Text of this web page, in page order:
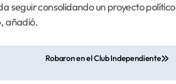
seguir consolidando un proyecto político
añadió.
Robaron en el Club Independiente